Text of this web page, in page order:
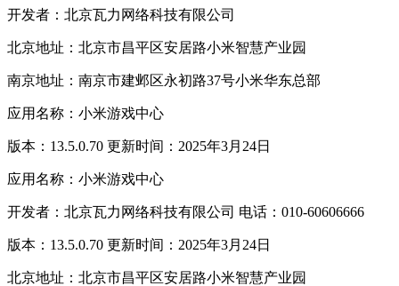
开发者：北京瓦力网络科技有限公司
北京地址：北京市昌平区安居路小米智慧产业园
南京地址：南京市建邺区永初路37号小米华东总部
应用名称：小米游戏中心
版本：13.5.0.70 更新时间：2025年3月24日
应用名称：小米游戏中心
开发者：北京瓦力网络科技有限公司 电话：010-60606666
版本：13.5.0.70 更新时间：2025年3月24日
北京地址：北京市昌平区安居路小米智慧产业园